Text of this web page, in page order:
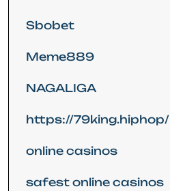
Sbobet
Meme889
NAGALIGA
https://79king.hiphop/
online casinos
safest online casinos